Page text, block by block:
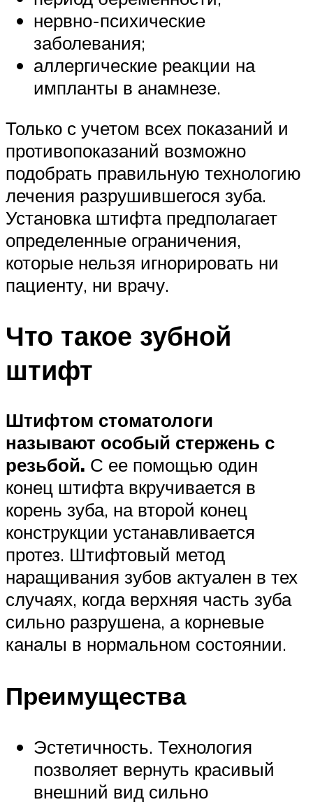
нервно-психические
заболевания;
аллергические реакции на
импланты в анамнезе.
Только с учетом всех показаний и
противопоказаний возможно
подобрать правильную технологию
лечения разрушившегося зуба.
Установка штифта предполагает
определенные ограничения,
которые нельзя игнорировать ни
пациенту, ни врачу.
Что такое зубной
штифт
Штифтом стоматологи
называют особый стержень с
резьбой. С ее помощью один
конец штифта вкручивается в
корень зуба, на второй конец
конструкции устанавливается
протез. Штифтовый метод
наращивания зубов актуален в тех
случаях, когда верхняя часть зуба
сильно разрушена, а корневые
каналы в нормальном состоянии.
Преимущества
Эстетичность. Технология
позволяет вернуть красивый
внешний вид сильно